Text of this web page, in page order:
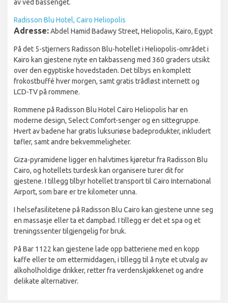
av ved bassenget.
Radisson Blu Hotel, Cairo Heliopolis
Adresse:Abdel Hamid Badawy Street, Heliopolis, Kairo, Egypt
På det 5-stjerners Radisson Blu-hotellet i Heliopolis-området i
Kairo kan gjestene nyte en takbasseng med 360 graders utsikt
over den egyptiske hovedstaden. Det tilbys en komplett
frokostbuffé hver morgen, samt gratis trådløst internett og
LCD-TV på rommene.
Rommene på Radisson Blu Hotel Cairo Heliopolis har en
moderne design, Select Comfort-senger og en sittegruppe.
Hvert av badene har gratis luksuriøse badeprodukter, inkludert
tøfler, samt andre bekvemmeligheter.
Giza-pyramidene ligger en halvtimes kjøretur fra Radisson Blu
Cairo, og hotellets turdesk kan organisere turer dit for
gjestene. I tillegg tilbyr hotellet transport til Cairo International
Airport, som bare er tre kilometer unna.
I helsefasilitetene på Radisson Blu Cairo kan gjestene unne seg
en massasje eller ta et dampbad. I tillegg er det et spa og et
treningssenter tilgjengelig for bruk.
På Bar 1122 kan gjestene lade opp batteriene med en kopp
kaffe eller te om ettermiddagen, i tillegg til å nyte et utvalg av
alkoholholdige drikker, retter fra verdenskjøkkenet og andre
delikate alternativer.